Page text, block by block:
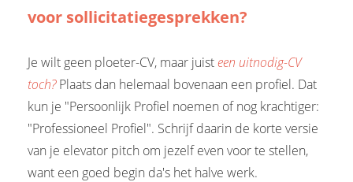
voor sollicitatiegesprekken?
Je wilt geen ploeter-CV, maar juisteen uitnodig-CV
toch? Plaats dan helemaal bovenaan een profiel. Dat
kun je "Persoonlijk Profiel noemen of nog krachtiger:
"Professioneel Profiel". Schrijf daarin de korte versie
van je elevator pitch om jezelf even voor te stellen,
want een goed begin da's het halve werk.